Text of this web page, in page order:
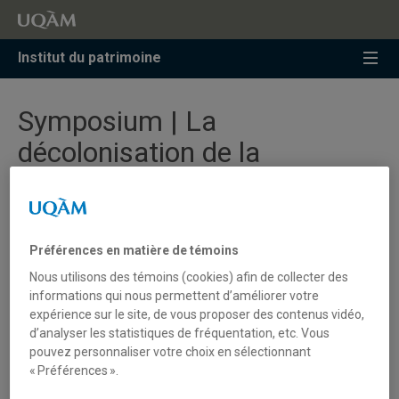
Accéder
recherche
Accéder
menu
pricipal
Accéder
zone
Institut du patrimoine
Symposium | La
décolonisation de la
métissages et mythes
d'origine
ICOFOM, Montréal, Canada, en ligne, 15 au 18 mars
2021
Montréal est heureuse d’accueillir le 44e symposium
Préférences en matière de témoins
Nous utilisons des témoins (cookies) afin de collecter des
informations qui nous permettent d’améliorer votre
expérience sur le site, de vous proposer des contenus vidéo,
d’analyser les statistiques de fréquentation, etc. Vous
pouvez personnaliser votre choix en sélectionnant
« Préférences ».